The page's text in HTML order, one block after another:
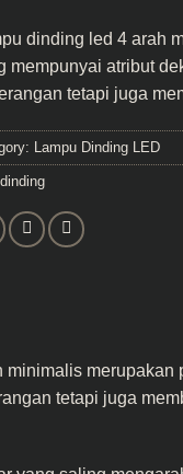
dinding led 4 arah
mempunyai atribut
tetapi juga
Lampu Dinding LED
dinding
minimalis merupakan
tetapi juga